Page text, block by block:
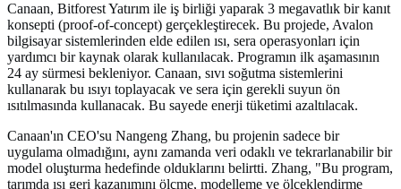
Canaan, Bitforest Yatırım ile iş birliği yaparak 3 megavatlık bir kanıt
konsepti (proof-of-concept) gerçekleştirecek. Bu projede, Avalon
bilgisayar sistemlerinden elde edilen ısı, sera operasyonları için
yardımcı bir kaynak olarak kullanılacak. Programın ilk aşamasının
24 ay sürmesi bekleniyor. Canaan, sıvı soğutma sistemlerini
kullanarak bu ısıyı toplayacak ve sera için gerekli suyun ön
ısıtılmasında kullanacak. Bu sayede enerji tüketimi azaltılacak.
Canaan'ın CEO'su Nangeng Zhang, bu projenin sadece bir
uygulama olmadığını, aynı zamanda veri odaklı ve tekrarlanabilir bir
model oluşturma hedefinde olduklarını belirtti. Zhang, "Bu program,
tarımda ısı geri kazanımını ölçme, modelleme ve ölçeklendirme